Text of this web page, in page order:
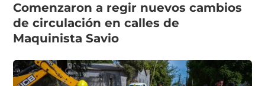
Comenzaron a regir nuevos cambios
de circulación en calles de
Maquinista Savio